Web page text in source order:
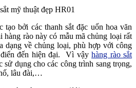
mỹ thuật đẹp HR01
tạo bởi các thanh sắt đặc uốn hoa văn
hàng rào này có mẫu mã chủng loại rất
dạng về chủng loại, phù hợp với công
đến hiện đại. Vì vậyhàng rào sắt
dụng cho các công trình sang trọng,
lâu đài,…